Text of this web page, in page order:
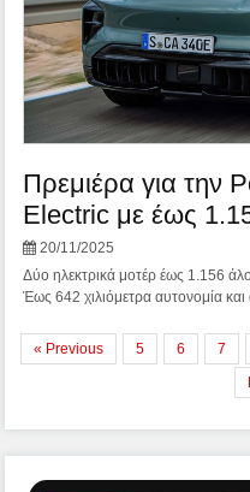
Πρεμιέρα για την
Electric με έως
20/11/2025
Δύο ηλεκτρικά μοτέρ έως 1.156
Έως 642 χιλιόμετρα αυτονομία
« Previous 5 6 7